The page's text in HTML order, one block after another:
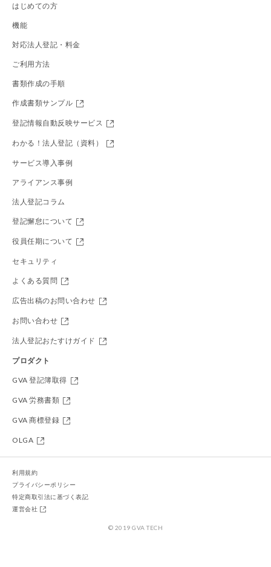
はじめての方
機能
対応法人登記・料金
ご利用方法
書類作成の手順
作成書類サンプル
登記情報自動反映サービス
わかる！法人登記（資料）
サービス導入事例
アライアンス事例
法人登記コラム
登記懈怠について
役員任期について
セキュリティ
よくある質問
広告出稿のお問い合わせ
お問い合わせ
法人登記おたすけガイド
プロダクト
GVA 登記簿取得
GVA 労務書類
GVA 商標登録
OLGA
利用規約
プライバシーポリシー
特定商取引法に基づく表記
運営会社
© 2019 GVA TECH